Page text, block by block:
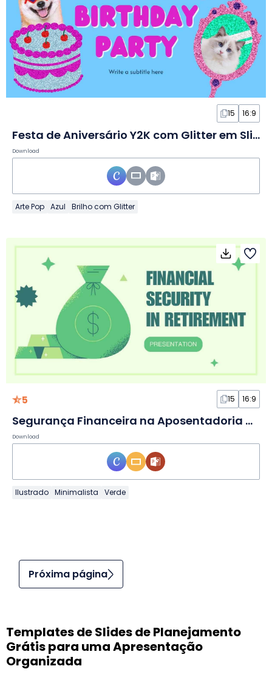
15 16:9
Festa de Aniversário Y2K com Glitter em Slides
Download
Arte Pop Azul Brilho com Glitter
5 15 16:9
Segurança Financeira na Aposentadoria Minimalista Moderna em Slides
Download
Ilustrado Minimalista Verde
Próxima página
Templates de Slides de Planejamento
Grátis para uma Apresentação
Organizada